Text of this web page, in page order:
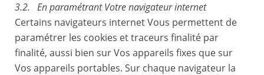
3.2. En paramétrant Votre navigateur internet
Certains navigateurs internet Vous permettent de
paramétrer les cookies et traceurs finalité par
finalité, aussi bien sur Vos appareils fixes que sur
Vos appareils portables. Sur chaque navigateur la